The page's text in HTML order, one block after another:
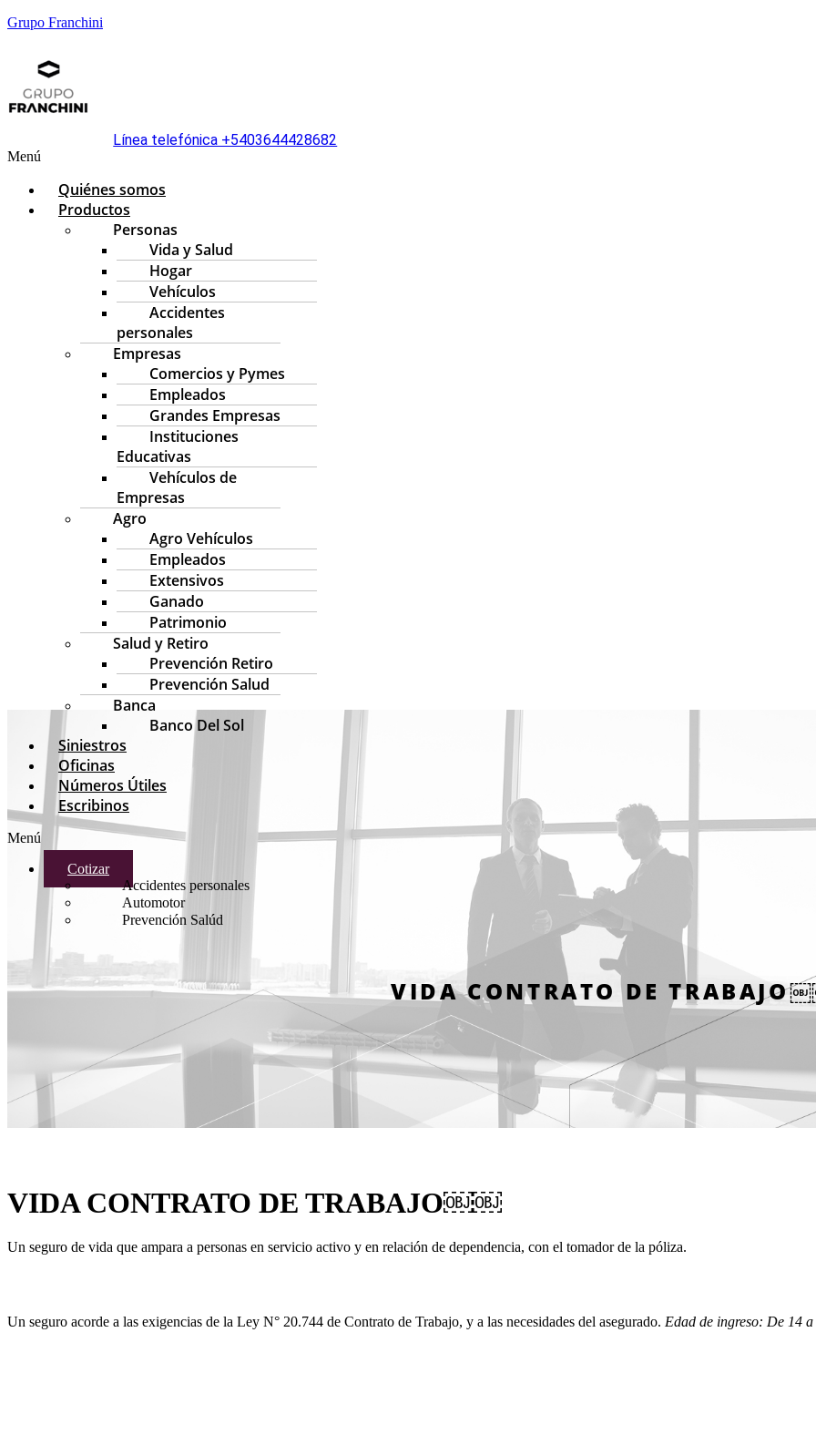
Grupo Franchini
Línea telefónica +5403644428682
Menú
Quiénes somos
Productos
Personas
Vida y Salud
Hogar
Vehículos
Accidentes
personales
Empresas
Comercios y Pymes
Empleados
Grandes Empresas
Instituciones
Educativas
Vehículos de
Empresas
Agro
Agro Vehículos
Empleados
Extensivos
Ganado
Patrimonio
Salud y Retiro
Prevención Retiro
Prevención Salud
Banca
Banco Del Sol
Siniestros
Oficinas
Números Útiles
Escribinos
Menú
Cotizar
Accidentes personales
Automotor
Prevención Salúd
VIDA CONTRATO DE
VIDA CONTRATO DE TRABAJO￼￼
Un seguro de vida que ampara a personas en servicio activo y en relación de dependencia, con el tomador de la póliza.
Un seguro acorde a las exigencias de la Ley N° 20.744 de Contrato de Trabajo, y a las necesidades del asegurado. Edad de ingreso: De 14